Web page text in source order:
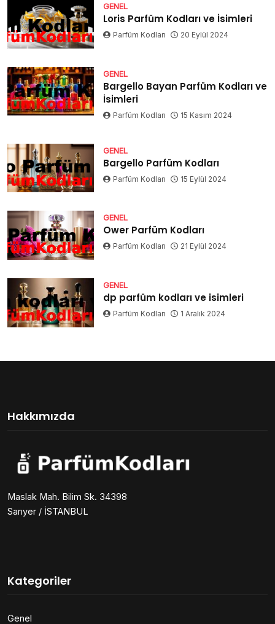
GENEL
Loris Parfüm Kodları ve İsimleri
Parfüm Kodları 20 Eylül 2024
GENEL
Bargello Bayan Parfüm Kodları ve
İsimleri
Parfüm Kodları 15 Kasım 2024
GENEL
Bargello Parfüm Kodları
Parfüm Kodları 15 Eylül 2024
GENEL
Ower Parfüm Kodları
Parfüm Kodları 21 Eylül 2024
GENEL
dp parfüm kodları ve isimleri
Parfüm Kodları 1 Aralık 2024
Hakkımızda
Maslak Mah. Bilim Sk. 34398
Sarıyer / İSTANBUL
Kategoriler
Genel